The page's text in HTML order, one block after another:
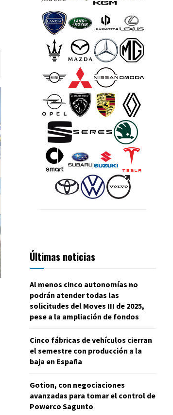
Últimas noticias
Al menos cinco autonomías no
podrán atender todas las
solicitudes del Moves III de 2025,
pese a la ampliación de fondos
Cinco fábricas de vehículos cierran
el semestre con producción a la
baja en España
Gotion, con negociaciones
avanzadas para tomar el control de
Powerco Sagunto